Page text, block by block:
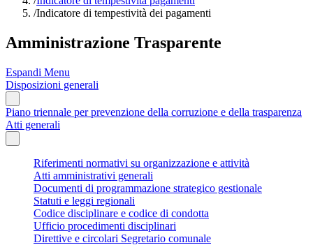
/Indicatore di tempestività dei pagamenti
Amministrazione Trasparente
Espandi Menu
Disposizioni generali
Piano triennale per prevenzione della corruzione e della trasparenza
Atti generali
Riferimenti normativi su organizzazione e attività
Atti amministrativi generali
Documenti di programmazione strategico gestionale
Statuti e leggi regionali
Codice disciplinare e codice di condotta
Ufficio procedimenti disciplinari
Direttive e circolari Segretario comunale